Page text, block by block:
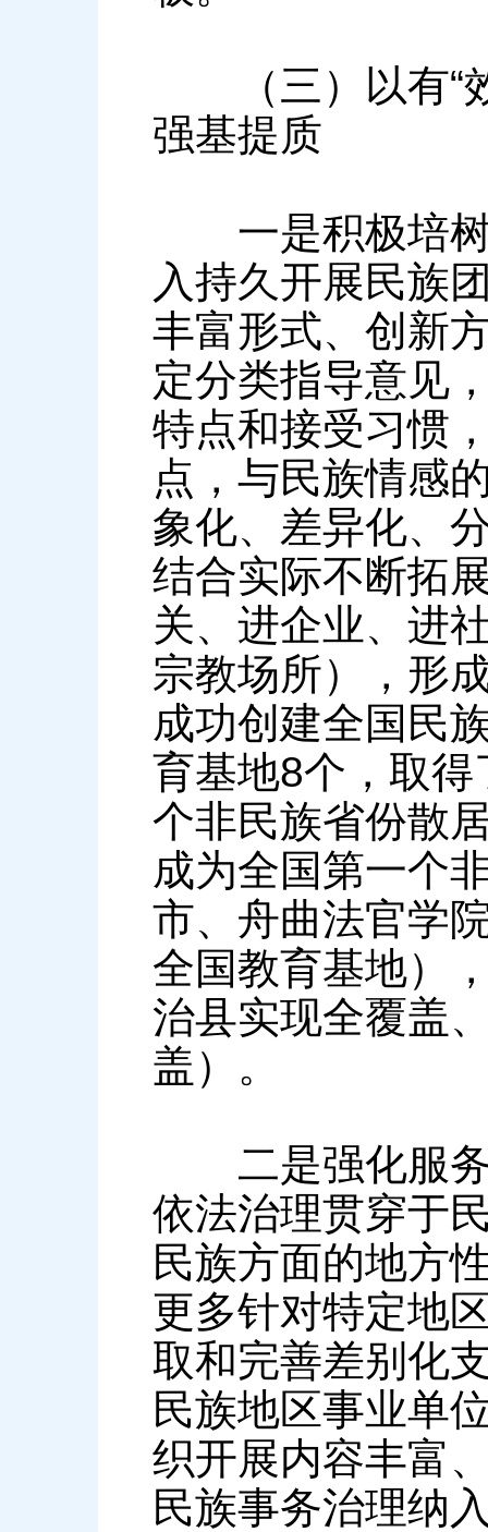
（三）以有“效
强基提质
一是积极培树
入持久开展民族
丰富形式、创新
定分类指导意见
特点和接受习惯
点，与民族情感
象化、差异化、
结合实际不断拓
关、进企业、进
宗教场所），形
成功创建全国民
育基地8个，取得
个非民族省份散
成为全国第一个
市、舟曲法官学
全国教育基地）
治县实现全覆盖
盖）。
二是强化服务
依法治理贯穿于
民族方面的地方
更多针对特定地
取和完善差别化
民族地区事业单
织开展内容丰富
民族事务治理纳